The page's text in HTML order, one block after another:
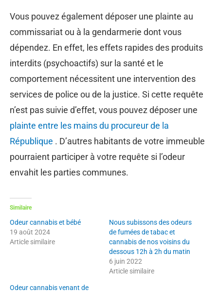
Vous pouvez également déposer une plainte au
commissariat ou à la gendarmerie dont vous
dépendez. En effet, les effets rapides des produits
interdits (psychoactifs) sur la santé et le
comportement nécessitent une intervention des
services de police ou de la justice. Si cette requête
n’est pas suivie d’effet, vous pouvez déposer une
plainte entre les mains du procureur de la
République . D’autres habitants de votre immeuble
pourraient participer à votre requête si l’odeur
envahit les parties communes.
Similaire
Odeur cannabis et bébé
19 août 2024
Article similaire
Nous subissons des odeurs
de fumées de tabac et
cannabis de nos voisins du
dessous 12h à 2h du matin
6 juin 2022
Article similaire
Odeur cannabis venant de